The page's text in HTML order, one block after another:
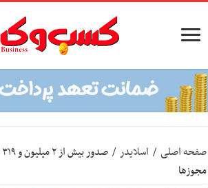
صفحه اصلی / اسلایدر /
مجوز‌ها